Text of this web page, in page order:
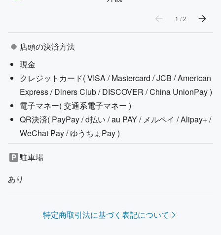
1 /2
店頭の決済方法
現金
クレジットカード(VISA / Mastercard / JCB / American
Express / Diners Club / DISCOVER / China UnionPay)
電子マネー(交通系電子マネー )
QR決済( PayPay / d払い / au PAY / メルペイ / Alipay+ /
WeChat Pay / ゆうちょPay)
駐車場
あり
特定商取引法に基づく表記について